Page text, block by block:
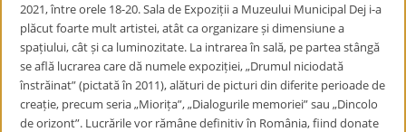
2021, între orele 18-20. Sala de Expoziții a Muzeului Municipal Dej i-a
plăcut foarte mult artistei, atât ca organizare și dimensiune a
spațiului, cât și ca luminozitate. La intrarea în sală, pe partea stângă
se află lucrarea care dă numele expoziției, „Drumul niciodată
înstrăinat” (pictată în 2011), alături de picturi din diferite perioade de
creație, precum seria „Miorița”, „Dialogurile memoriei” sau „Dincolo
de orizont”. Lucrările vor rămâne definitiv în România, fiind donate